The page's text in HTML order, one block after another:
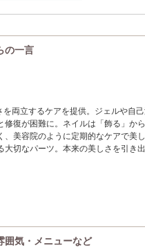
の一言
両立するケアを提供。ジェルや自
修復が困難に。ネイルは「飾る」か
、美容院のように定期的なケアで美
大切なパーツ。本来の美しさを引き
囲気・メニューなど